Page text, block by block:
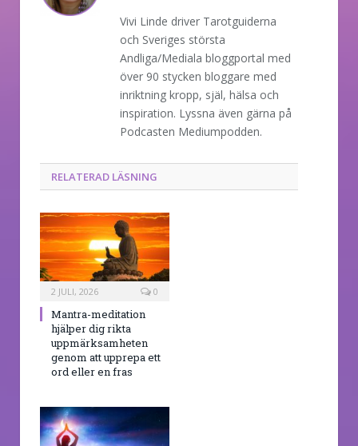
Vivi Linde driver Tarotguiderna
och Sveriges största
Andliga/Mediala bloggportal med
över 90 stycken bloggare med
inriktning kropp, själ, hälsa och
inspiration. Lyssna även gärna på
Podcasten Mediumpodden.
RELATERAD LÄSNING
2 JULI, 2026 0
Mantra-meditation
hjälper dig rikta
uppmärksamheten
genom att upprepa ett
ord eller en fras